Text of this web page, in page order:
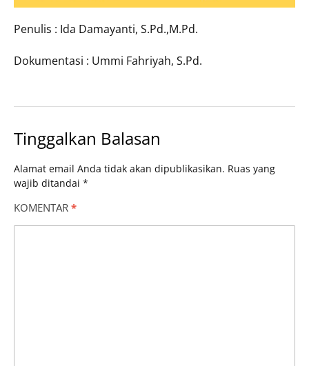
Penulis : Ida Damayanti, S.Pd.,M.Pd.
Dokumentasi : Ummi Fahriyah, S.Pd.
Tinggalkan Balasan
Alamat email Anda tidak akan dipublikasikan. Ruas yang
wajib ditandai *
KOMENTAR *